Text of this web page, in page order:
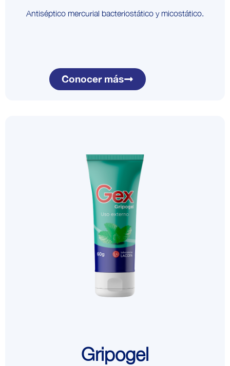
Antiséptico mercurial bacteriostático y micostático.
Conocer más
Gripogel